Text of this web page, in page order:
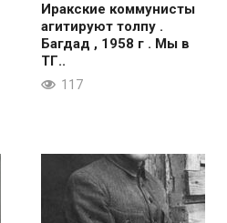
Иракские коммунисты
агитируют толпу .
Багдад , 1958 г . Мы в
ТГ..
117